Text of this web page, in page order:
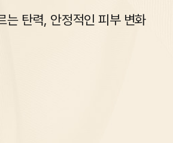
는 탄력, 안정적인 피부 변화